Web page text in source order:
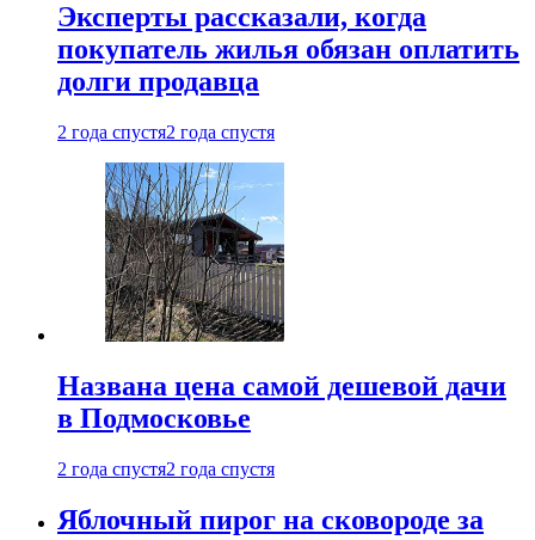
Эксперты рассказали, когда
покупатель жилья обязан оплатить
долги продавца
2 года спустя2 года спустя
Названа цена самой дешевой дачи
в Подмосковье
2 года спустя2 года спустя
Яблочный пирог на сковороде за